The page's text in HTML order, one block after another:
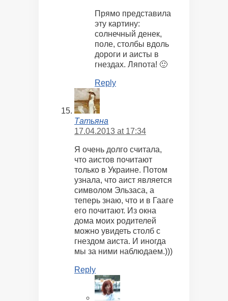
Прямо представила
эту картину:
солнечный денек,
поле, столбы вдоль
дороги и аисты в
гнездах. Ляпота! 🙂
Reply
Татьяна
17.04.2013 at 17:34
Я очень долго считала,
что аистов почитают
только в Украине. Потом
узнала, что аист является
символом Эльзаса, а
теперь знаю, что и в Гааге
его почитают. Из окна
дома моих родителей
можно увидеть столб с
гнездом аиста. И иногда
мы за ними наблюдаем.)))
Reply